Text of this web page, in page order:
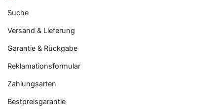
Suche
Versand & Lieferung
Garantie & Rückgabe
Reklamationsformular
Zahlungsarten
Bestpreisgarantie